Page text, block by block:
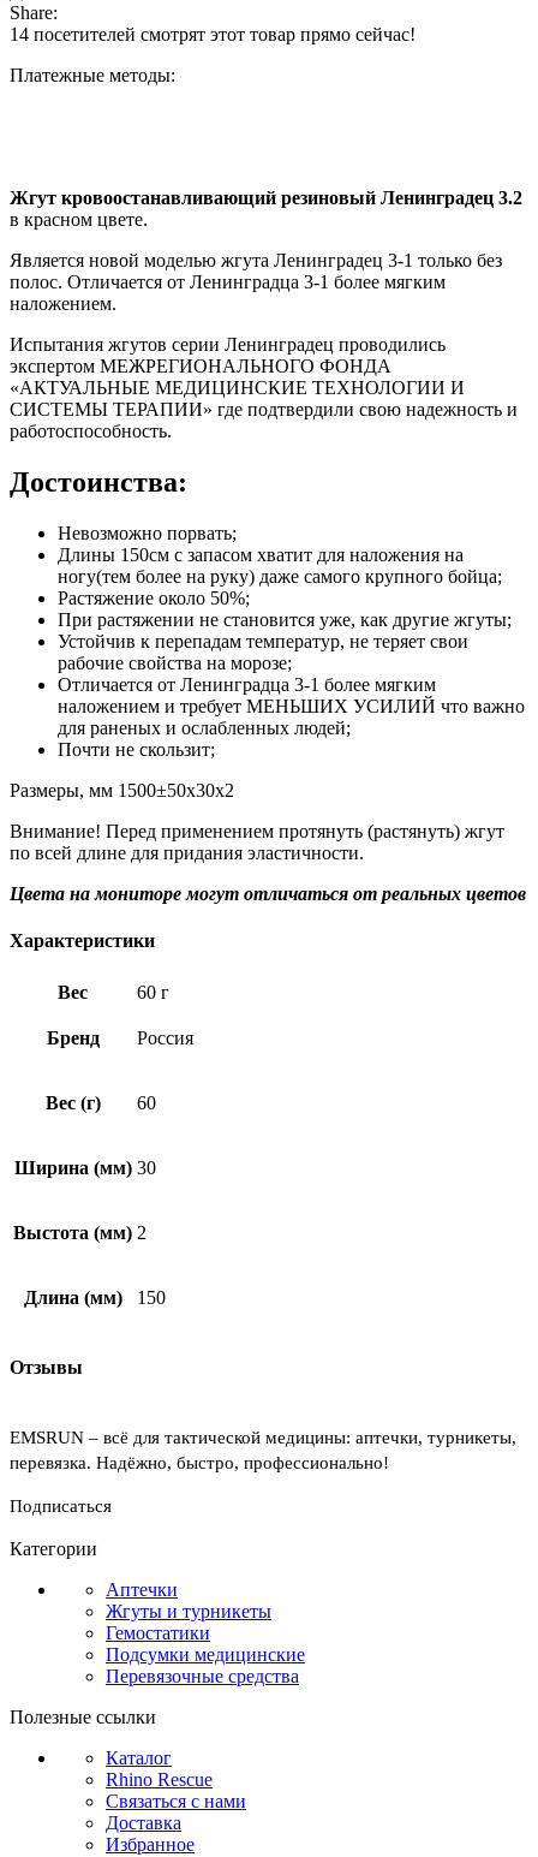
Ленинградец
3.2
Share:
14 посетителей смотрят этот товар прямо сейчас!
Платежные методы:
Жгут кровоостанавливающий резиновый Ленинградец 3.2
в красном цвете.
Является новой моделью жгута Ленинградец 3-1 только без
полос. Отличается от Ленинградца 3-1 более мягким
наложением.
Испытания жгутов серии Ленинградец проводились
экспертом МЕЖРЕГИОНАЛЬНОГО ФОНДА
«АКТУАЛЬНЫЕ МЕДИЦИНСКИЕ ТЕХНОЛОГИИ И
СИСТЕМЫ ТЕРАПИИ» где подтвердили свою надежность и
работоспособность.
Достоинства:
Невозможно порвать;
Длины 150см с запасом хватит для наложения на
ногу(тем более на руку) даже самого крупного бойца;
Растяжение около 50%;
При растяжении не становится уже, как другие жгуты;
Устойчив к перепадам температур, не теряет свои
рабочие свойства на морозе;
Отличается от Ленинградца 3-1 более мягким
наложением и требует МЕНЬШИХ УСИЛИЙ что важно
для раненых и ослабленных людей;
Почти не скользит;
Размеры, мм 1500±50х30х2
Внимание! Перед применением протянуть (растянуть) жгут
по всей длине для придания эластичности.
Цвета на мониторе могут отличаться от реальных цветов
Характеристики
Вес 60 г
Бренд Россия
Вес (г) 60
Ширина (мм) 30
Выстота (мм) 2
Длина (мм) 150
Отзывы
EMSRUN – всё для тактической медицины: аптечки, турникеты,
перевязка. Надёжно, быстро, профессионально!
Подписаться
Категории
Аптечки
Жгуты и турникеты
Гемостатики
Подсумки медицинские
Перевязочные средства
Полезные ссылки
Каталог
Rhino Rescue
Связаться с нами
Доставка
Избранное